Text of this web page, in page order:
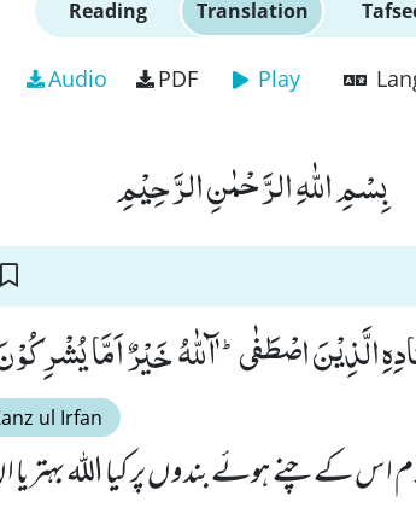
Reading Translation
Audio PDF Play
بِسْمِ اللّٰهِ الرَّحْمٰنِ الرَّحِیْمِ
الَّذِیْنَ اصْطَفٰىؕ- ﰰللّٰهُ خَیْرٌ اَمَّا
ul Irfan
اس کے چنے ہوئے بندوں پر کیا اللہ بہتر